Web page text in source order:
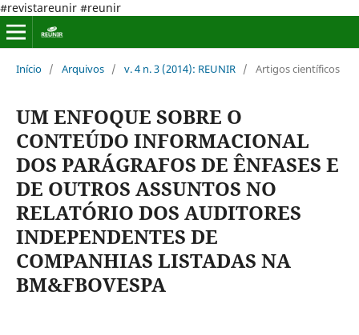
#revistareunir #reunir
Início / Arquivos / v. 4 n. 3 (2014): REUNIR / Artigos científicos
UM ENFOQUE SOBRE O
CONTEÚDO INFORMACIONAL
DOS PARÁGRAFOS DE ÊNFASES E
DE OUTROS ASSUNTOS NO
RELATÓRIO DOS AUDITORES
INDEPENDENTES DE
COMPANHIAS LISTADAS NA
BM&FBOVESPA